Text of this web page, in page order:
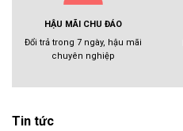
HẬU MÃI CHU ĐÁO
Đổi trả trong 7 ngày, hậu mãi
chuyên nghiệp
Tin tức